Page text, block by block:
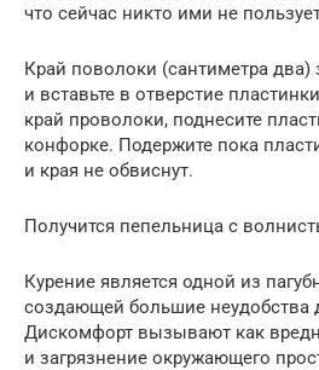
что сейчас никто ими не
Край поволоки (сантиметра два)
и вставьте в отверстие
край проволоки, поднесите
конфорке. Подержите пока
и края не обвиснут.
Получится пепельница с
Курение является одной из
создающей большие неудобства
Дискомфорт вызывают как
и загрязнение окружающего